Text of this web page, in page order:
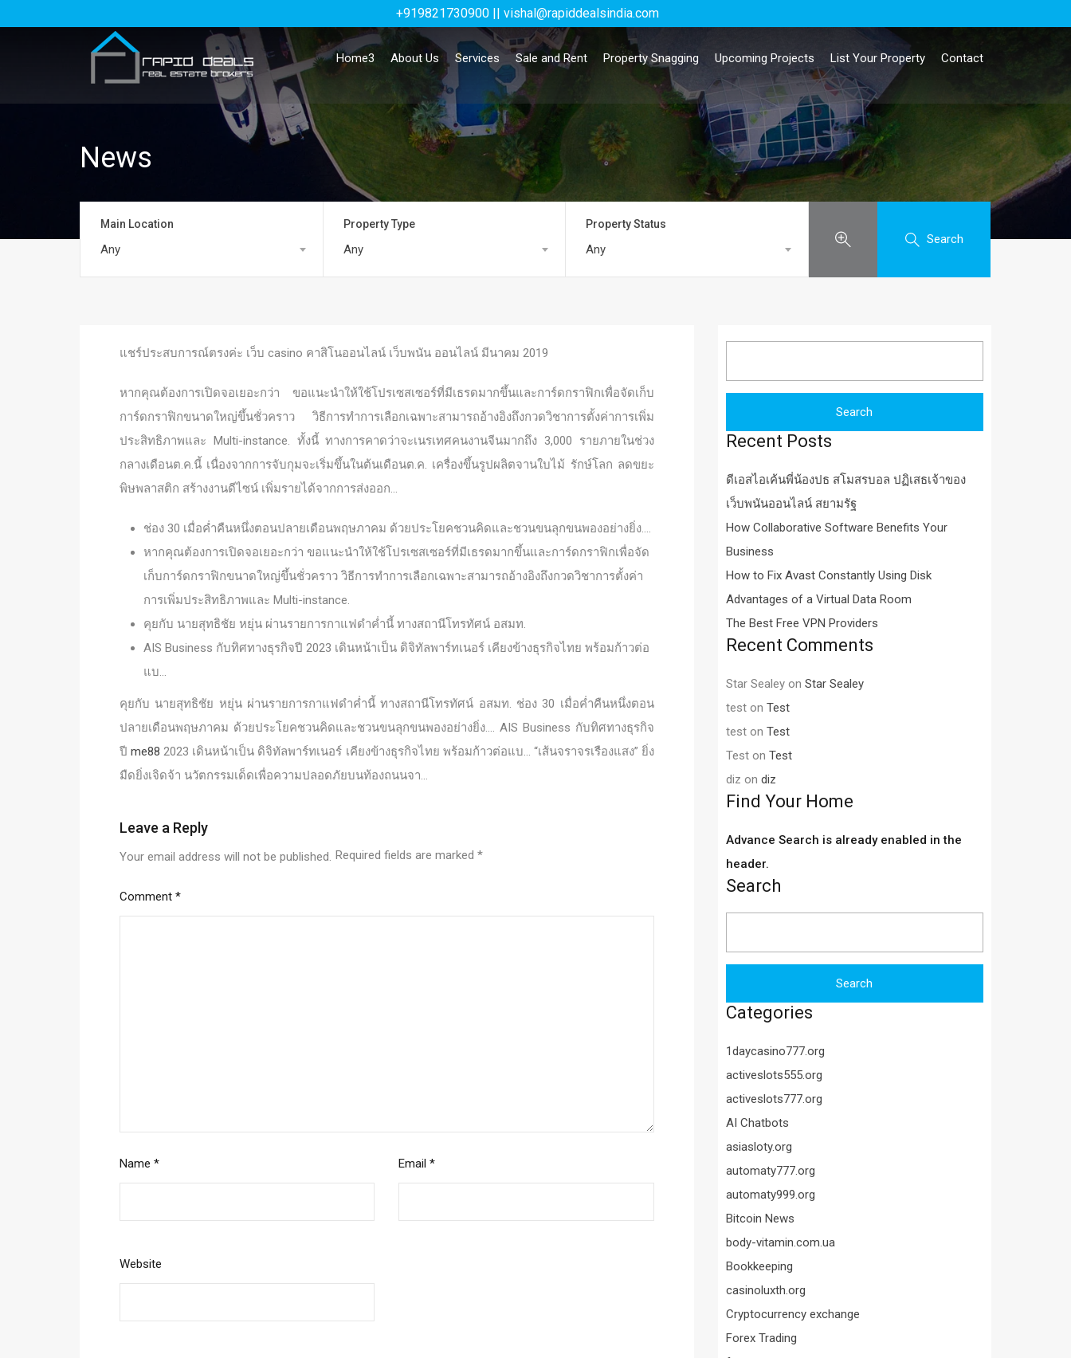
Home3 About Us Services Sale and Rent Property Snagging Upcoming Projects List Your Property Contact
News
Main Location
Any
Property Type
Any
Property Status
Any
Search
แชร์ประสบการณ์ตรงค่ะ เว็บ casino คาสิโนออนไลน์ เว็บพนัน ออนไลน์ มีนาคม 2019
หากคุณต้องการเปิดจอเยอะกว่า ขอแนะนำให้ใช้โปรเซสเซอร์ที่มีเธรดมากขึ้นและการ์ดกราฟิกเพื่อจัดเก็บ
การ์ดกราฟิกขนาดใหญ่ขึ้นชั่วคราว วิธีการทำการเลือกเฉพาะสามารถอ้างอิงถึงกวดวิชาการตั้งค่าการเพิ่ม
ประสิทธิภาพและ Multi-instance. ทั้งนี้ ทางการคาดว่าจะเนรเทศคนงานจีนมากถึง 3,000 รายภายในช่วง
กลางเดือนต.ค.นี้ เนื่องจากการจับกุมจะเริ่มขึ้นในต้นเดือนต.ค. เครื่องขึ้นรูปผลิตจานใบไม้ รักษ์โลก ลดขยะ
พิษพลาสติก สร้างงานดีไซน์ เพิ่มรายได้จากการส่งออก…
ช่อง 30 เมื่อค่ำคืนหนึ่งตอนปลายเดือนพฤษภาคม ด้วยประโยคชวนคิดและชวนขนลุกขนพองอย่างยิ่ง….
หากคุณต้องการเปิดจอเยอะกว่า ขอแนะนำให้ใช้โปรเซสเซอร์ที่มีเธรดมากขึ้นและการ์ดกราฟิกเพื่อจัด
เก็บการ์ดกราฟิกขนาดใหญ่ขึ้นชั่วคราว วิธีการทำการเลือกเฉพาะสามารถอ้างอิงถึงกวดวิชาการตั้งค่า
การเพิ่มประสิทธิภาพและ Multi-instance.
คุยกับ นายสุทธิชัย หยุ่น ผ่านรายการกาแฟดำค่ำนี้ ทางสถานีโทรทัศน์ อสมท.
AIS Business กับทิศทางธุรกิจปี 2023 เดินหน้าเป็น ดิจิทัลพาร์ทเนอร์ เคียงข้างธุรกิจไทย พร้อมก้าวต่อ
แบ…
คุยกับ นายสุทธิชัย หยุ่น ผ่านรายการกาแฟดำค่ำนี้ ทางสถานีโทรทัศน์ อสมท. ช่อง 30 เมื่อค่ำคืนหนึ่งตอน
ปลายเดือนพฤษภาคม ด้วยประโยคชวนคิดและชวนขนลุกขนพองอย่างยิ่ง…. AIS Business กับทิศทางธุรกิจ
ปีme88 2023 เดินหน้าเป็น ดิจิทัลพาร์ทเนอร์ เคียงข้างธุรกิจไทย พร้อมก้าวต่อแบ… “เส้นจราจรเรืองแสง” ยิ่ง
มืดยิ่งเจิดจ้า นวัตกรรมเด็ดเพื่อความปลอดภัยบนท้องถนนจา…
Leave a Reply
Your email address will not be published. Required fields are marked *
Comment *
Name * Email*
Website
Recent Posts
ดีเอสไอเค้นพี่น้องปธ สโมสรบอล ปฏิเสธเจ้าของ
เว็บพนันออนไลน์ สยามรัฐ
How Collaborative Software Benefits Your
Business
How to Fix Avast Constantly Using Disk
Advantages of a Virtual Data Room
The Best Free VPN Providers
Recent Comments
Star Sealeyon Star Sealey
teston Test
teston Test
Teston Test
diz on diz
Find Your Home
Advance Search is already enabled in the
header.
Search
Categories
1daycasino777.org
activeslots555.org
activeslots777.org
AI Chatbots
asiasloty.org
automaty777.org
automaty999.org
Bitcoin News
body-vitamin.com.ua
Bookkeeping
casinoluxth.org
Cryptocurrency exchange
Forex Trading
+919821730900 || vishal@rapiddealsindia.com